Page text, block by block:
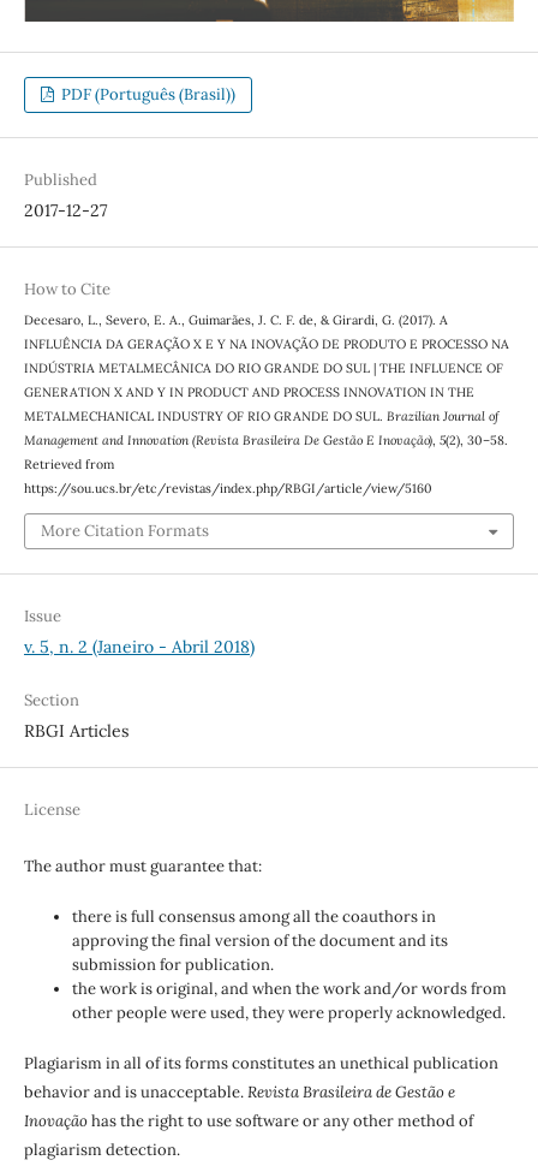
PDF (Português (Brasil))
Published
2017-12-27
How to Cite
Decesaro, L., Severo, E. A., Guimarães, J. C. F. de, & Girardi, G. (2017). A
INFLUÊNCIA DA GERAÇÃO X E Y NA INOVAÇÃO DE PRODUTO E PROCESSO NA
INDÚSTRIA METALMECÂNICA DO RIO GRANDE DO SUL | THE INFLUENCE OF
GENERATION X AND Y IN PRODUCT AND PROCESS INNOVATION IN THE
METALMECHANICAL INDUSTRY OF RIO GRANDE DO SUL. Brazilian Journal of
Management and Innovation (Revista Brasileira De Gestão E Inovação), 5(2), 30–58.
Retrieved from
https://sou.ucs.br/etc/revistas/index.php/RBGI/article/view/5160
More Citation Formats
Issue
v. 5, n. 2 (Janeiro - Abril 2018)
Section
RBGI Articles
License
The author must guarantee that:
there is full consensus among all the coauthors in
approving the final version of the document and its
submission for publication.
the work is original, and when the work and/or words from
other people were used, they were properly acknowledged.
Plagiarism in all of its forms constitutes an unethical publication
behavior and is unacceptable.Revista Brasileira de Gestão e
Inovaçãohas the right to use software or any other method of
plagiarism detection.